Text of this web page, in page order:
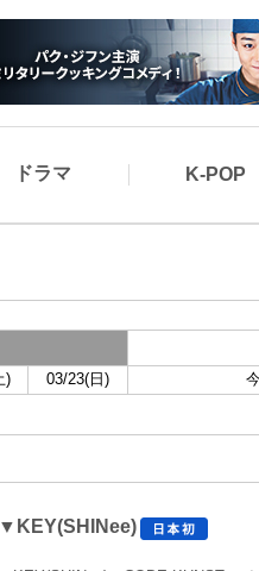
ドラマ K-POP
) 03/23(日)